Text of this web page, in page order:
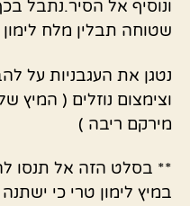
ונוסיף אל הסיר.נתבל
שטוחה תבלין מלח לימון
נטגן את העגבניות על
וצימצום נוזלים ( המיץ
מירקם ריבה )
** בסלט הזה אל תנסו
במיץ לימון טרי כי